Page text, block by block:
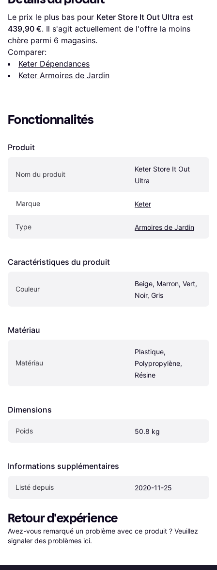
Le prix le plus bas pour Keter Store It Out Ultra
439,90 €. Il s'agit actuellement de l'offre la moins
chère parmi 6 magasins.
Comparer:
Keter Dépendances
Keter Armoires de Jardin
Fonctionnalités
Produit
Nom du produit
Keter Store It Out
Ultra
Marque Keter
Type Armoires de Jardin
Caractéristiques du produit
Couleur
Beige, Marron, Vert,
Noir, Gris
Matériau
Matériau
Plastique,
Polypropylène,
Résine
Dimensions
Poids 50.8 kg
Informations supplémentaires
Listé depuis 2020-11-25
Retour d'expérience
Avez-vous remarqué un problème avec ce produit ? Veuillez
signaler des problèmes ici.